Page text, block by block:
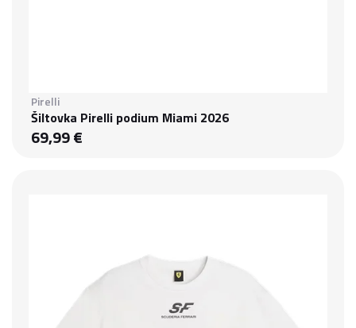
Pirelli
Šiltovka Pirelli podium Miami 2026
69,99 €